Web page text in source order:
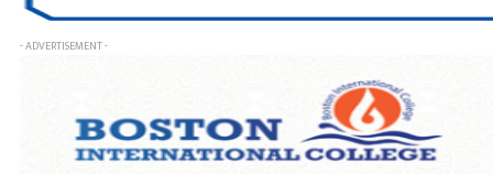
- ADVERTISEMENT -